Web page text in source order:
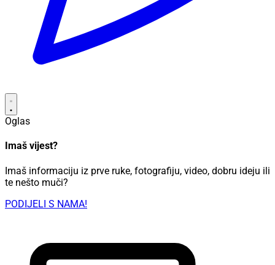
Oglas
Imaš vijest?
Imaš informaciju iz prve ruke, fotografiju, video, dobru ideju ili
te nešto muči?
PODIJELI S NAMA!